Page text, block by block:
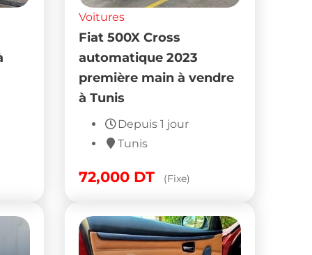
Voitures
Fiat 500X Cross
automatique 2023
première main à vendre
à Tunis
Depuis 1 jour
Tunis
72,000 DT (Fixe)